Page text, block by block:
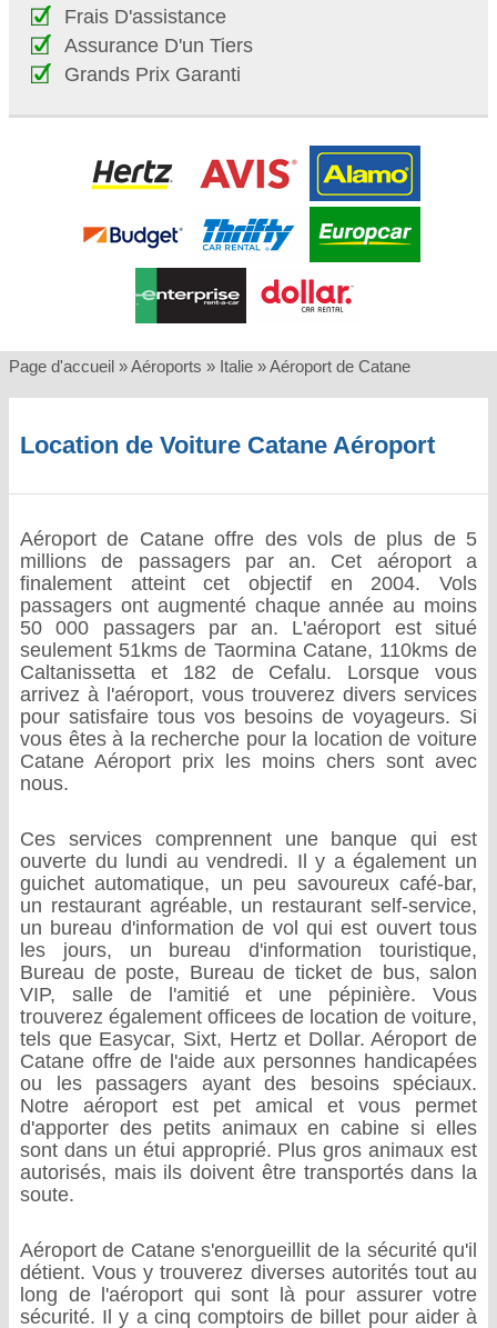
Frais D'assistance
Assurance D'un Tiers
Grands Prix Garanti
Page d'accueil »Aéroports » Italie »Aéroport de Catane
Location de Voiture Catane Aéroport
Aéroport de Catane offre des vols de plus de 5
millions de passagers par an. Cet aéroport a
finalement atteint cet objectif en 2004. Vols
passagers ont augmenté chaque année au moins
50 000 passagers par an. L'aéroport est situé
seulement 51kms de Taormina Catane, 110kms de
Caltanissetta et 182 de Cefalu. Lorsque vous
arrivez à l'aéroport, vous trouverez divers services
pour satisfaire tous vos besoins de voyageurs. Si
vous êtes à la recherche pour la location de voiture
Catane Aéroport prix les moins chers sont avec
nous.
Ces services comprennent une banque qui est
ouverte du lundi au vendredi. Il y a également un
guichet automatique, un peu savoureux café-bar,
un restaurant agréable, un restaurant self-service,
un bureau d'information de vol qui est ouvert tous
les jours, un bureau d'information touristique,
Bureau de poste, Bureau de ticket de bus, salon
VIP, salle de l'amitié et une pépinière. Vous
trouverez également officees de location de voiture,
tels que Easycar, Sixt, Hertz et Dollar. Aéroport de
Catane offre de l'aide aux personnes handicapées
ou les passagers ayant des besoins spéciaux.
Notre aéroport est pet amical et vous permet
d'apporter des petits animaux en cabine si elles
sont dans un étui approprié. Plus gros animaux est
autorisés, mais ils doivent être transportés dans la
soute.
Aéroport de Catane s'enorgueillit de la sécurité qu'il
détient. Vous y trouverez diverses autorités tout au
long de l'aéroport qui sont là pour assurer votre
sécurité. Il y a cinq comptoirs de billet pour aider à